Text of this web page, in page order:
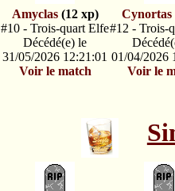
Amyclas(12 xp)
#10 - Trois-quart Elfe
Décédé(e) le
31/05/2026 12:21:01
Voir le match
Cynortas
#12 - Trois-
01/04/2026
Voir le